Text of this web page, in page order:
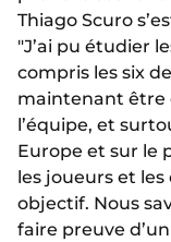
Thiago Scuro
"J’ai pu étudier
compris les six
maintenant être
l’équipe, et
Europe et sur le
les joueurs et
objectif. Nous
faire preuve